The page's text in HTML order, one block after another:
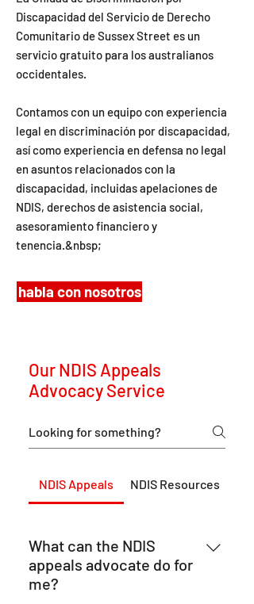
Discapacidad del Servicio de Derecho
Comunitario de Sussex Street es un
servicio gratuito para los australianos
occidentales.
Contamos con un equipo con experiencia
legal en discriminación por discapacidad,
así como experiencia en defensa no legal
en asuntos relacionados con la
discapacidad, incluidas apelaciones de
NDIS, derechos de asistencia social,
asesoramiento financiero y
tenencia.&nbsp;
habla con nosotros
Our NDIS Appeals
Advocacy Service
NDIS Appeals NDIS Resources
What can the NDIS
appeals advocate do for
me?